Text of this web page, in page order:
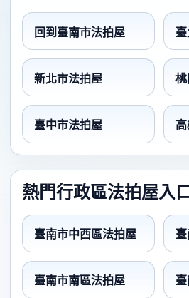
回到臺南市法拍屋
新北市法拍屋 桃
臺中市法拍屋
熱門行政區法拍屋入
臺南市中西區法拍屋
臺南市南區法拍屋